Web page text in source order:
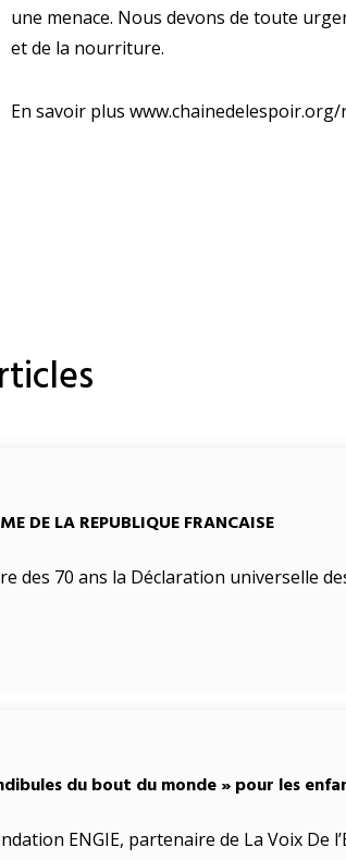
une menace. Nous devons de toute
et de la nourriture.
En savoir plus www.chainedelespoir.org/
DE LA REPUBLIQUE FRANCAISE
des 70 ans la Déclaration universelle
du bout du monde » pour les
ENGIE, partenaire de La Voix De